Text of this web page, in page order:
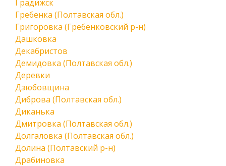
Градижск
Гребенка (Полтавская обл.)
Григоровка (Гребенковский р-н)
Дашковка
Декабристов
Демидовка (Полтавская обл.)
Деревки
Дзюбовщина
Диброва (Полтавская обл.)
Диканька
Дмитровка (Полтавская обл.)
Долгаловка (Полтавская обл.)
Долина (Полтавский р-н)
Драбиновка